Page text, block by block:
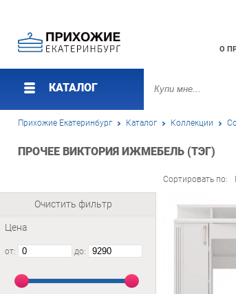
О
КАТАЛОГ
Прихожие Екатеринбург Каталог Коллекции
ПРОЧЕЕ ВИКТОРИЯ ИЖМЕБЕЛЬ (ТЭГ)
Очистить фильтр
Цена
от: до:
Сортировать по: